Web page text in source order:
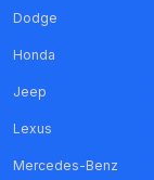
Dodge
Honda
Jeep
Lexus
Mercedes-Benz